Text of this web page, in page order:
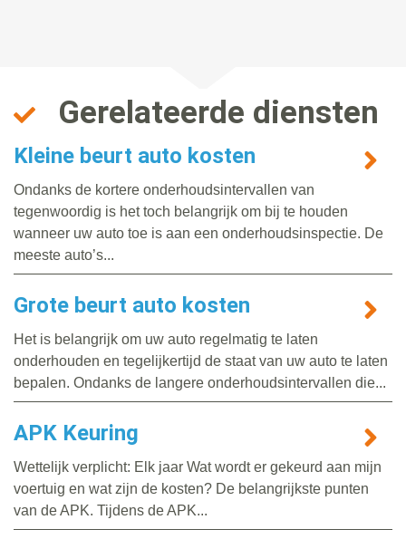
Gerelateerde diensten
Kleine beurt auto kosten
Ondanks de kortere onderhoudsintervallen van
tegenwoordig is het toch belangrijk om bij te houden
wanneer uw auto toe is aan een onderhoudsinspectie. De
meeste auto’s...
Grote beurt auto kosten
Het is belangrijk om uw auto regelmatig te laten
onderhouden en tegelijkertijd de staat van uw auto te laten
bepalen. Ondanks de langere onderhoudsintervallen die...
APK Keuring
Wettelijk verplicht: Elk jaar Wat wordt er gekeurd aan mijn
voertuig en wat zijn de kosten? De belangrijkste punten
van de APK. Tijdens de APK...